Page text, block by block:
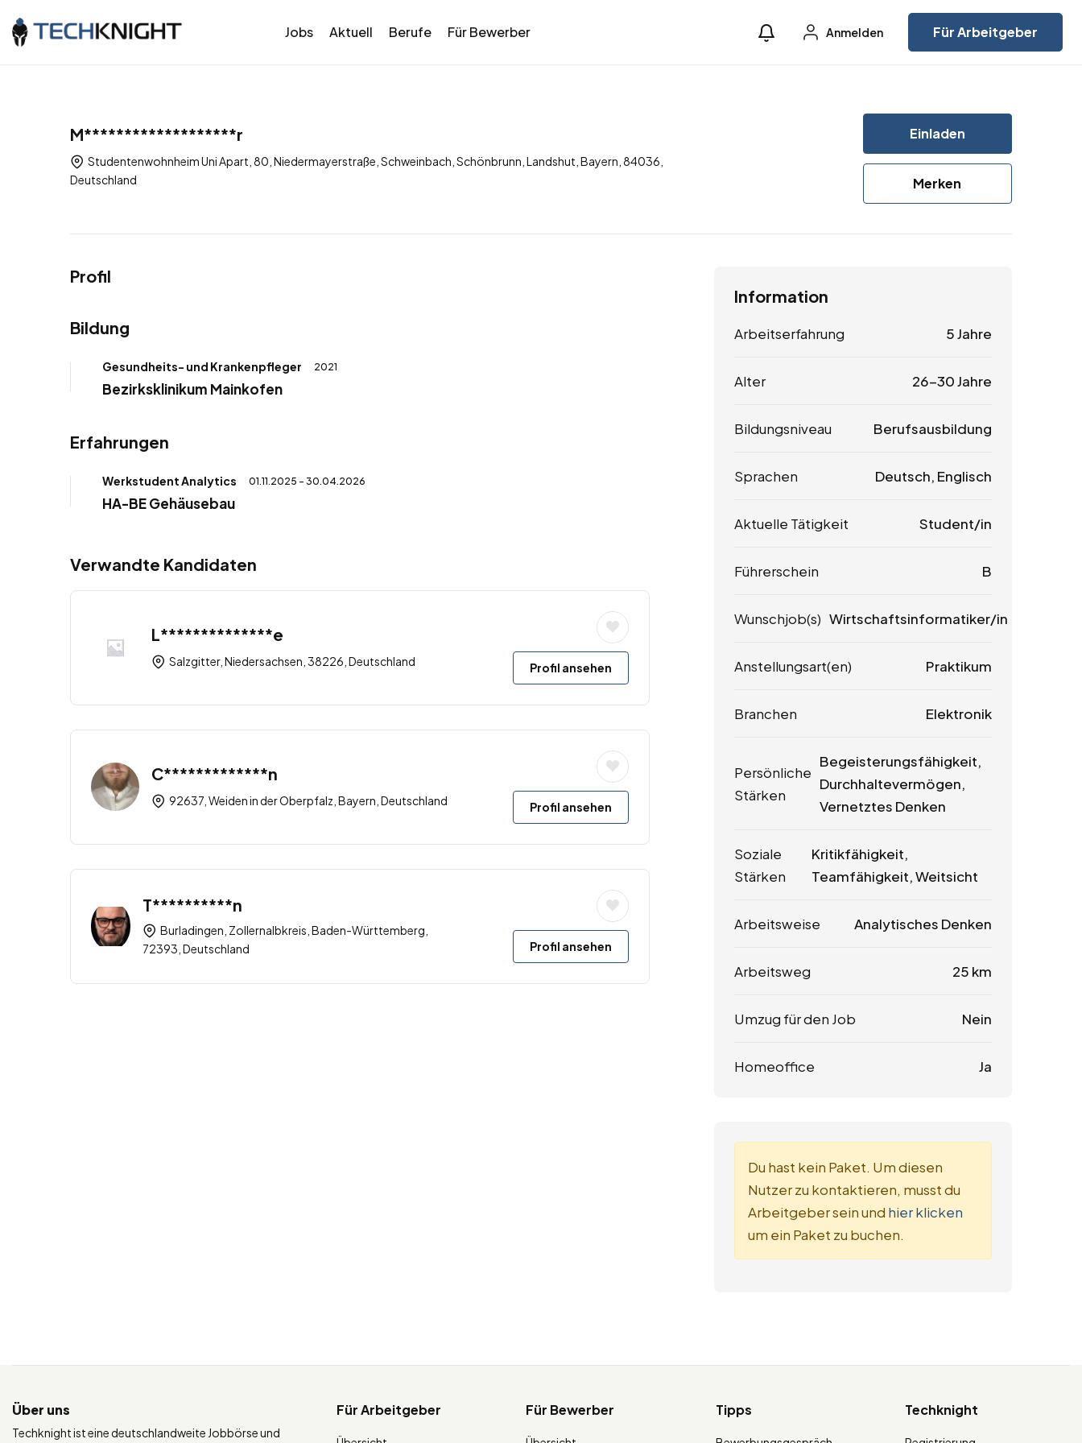
Jobs Aktuell Berufe Für Bewerber Anmelden Für Arbeitgeber
M*******************r
Studentenwohnheim Uni Apart, 80, Niedermayerstraße, Schweinbach, Schönbrunn, Landshut, Bayern, 84036,
Deutschland
Einladen
Merken
Profil
Bildung
Gesundheits- und Krankenpfleger 2021
Bezirksklinikum Mainkofen
Erfahrungen
Werkstudent Analytics 01.11.2025 - 30.04.2026
HA-BE Gehäusebau
Verwandte Kandidaten
L**************e
Salzgitter, Niedersachsen, 38226, Deutschland Profil ansehen
C*************n
92637, Weiden in der Oberpfalz, Bayern, Deutschland Profil ansehen
T**********n
Burladingen, Zollernalbkreis, Baden-Württemberg,
72393, Deutschland
Profil ansehen
Information
Arbeitserfahrung 5 Jahre
Alter 26-30 Jahre
Bildungsniveau Berufsausbildung
Sprachen Deutsch, Englisch
Aktuelle Tätigkeit Student/in
Führerschein B
Wunschjob(s) Wirtschaftsinformatiker/in
Anstellungsart(en) Praktikum
Branchen Elektronik
Persönliche
Stärken
Begeisterungsfähigkeit,
Durchhaltevermögen,
Vernetztes Denken
Soziale
Stärken
Kritikfähigkeit,
Teamfähigkeit, Weitsicht
Arbeitsweise Analytisches Denken
Arbeitsweg 25 km
Umzug für den Job Nein
Homeoffice Ja
Du hast kein Paket. Um diesen
Nutzer zu kontaktieren, musst du
Arbeitgeber sein und hier klicken
um ein Paket zu buchen.
Über uns
Techknight ist eine deutschlandweite Jobbörse und
Für Arbeitgeber Für Bewerber Tipps Techknight